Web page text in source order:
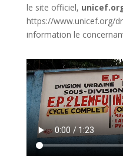
le site officiel,
https://www.unicef.org/
information le